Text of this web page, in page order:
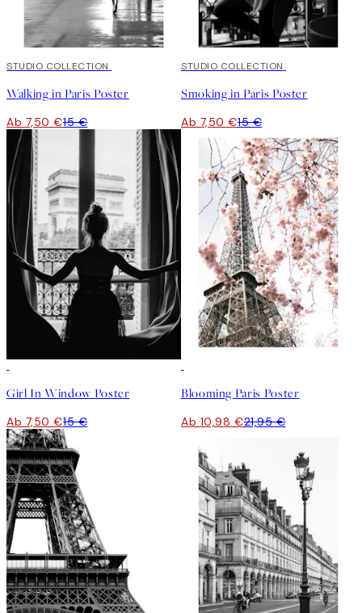
50%*
STUDIO COLLECTION
Walking in Paris Poster
Ab 7,50 €15 €
50%*
STUDIO COLLECTION
Smoking in Paris Poster
Ab 7,50 €15 €
Girl In Window Poster
Ab 7,50 €15 €
Blooming Paris Poster
Ab 10,98 €21,95 €